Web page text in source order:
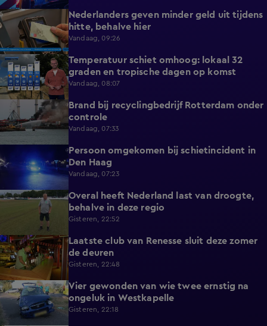
0:58
Nederlanders geven minder geld uit tijdens
hitte, behalve hier
Vandaag, 09:26
1:03
Temperatuur schiet omhoog: lokaal 32
graden en tropische dagen op komst
Vandaag, 08:07
0:36
Brand bij recyclingbedrijf Rotterdam onder
controle
Vandaag, 07:33
Persoon omgekomen bij schietincident in
Den Haag
Vandaag, 07:23
1:54
Overal heeft Nederland last van droogte,
behalve in deze regio
Gisteren, 22:52
2:08
Laatste club van Renesse sluit deze zomer
de deuren
Gisteren, 22:48
0:30
Vier gewonden van wie twee ernstig na
ongeluk in Westkapelle
Gisteren, 22:18